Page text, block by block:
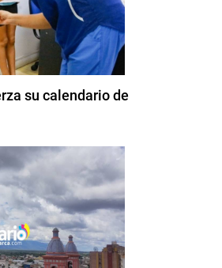
su calendario de